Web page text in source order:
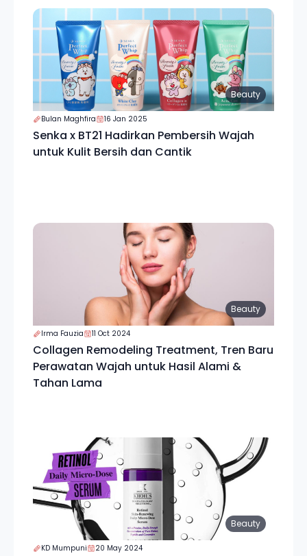
Beauty
Bulan Maghfira 16 Jan 2025
Senka x BT21 Hadirkan Pembersih Wajah
untuk Kulit Bersih dan Cantik
Beauty
Irma Fauzia 11 Oct 2024
Collagen Remodeling Treatment, Tren Baru
Perawatan Wajah untuk Hasil Alami &
Tahan Lama
Beauty
KD Mumpuni 20 May 2024